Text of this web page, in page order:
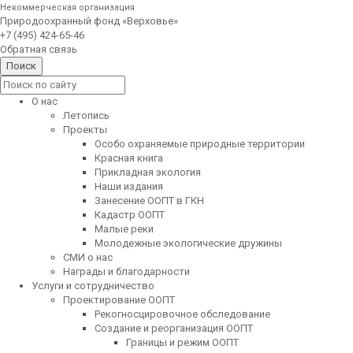
Некоммерческая организация
Природоохранный фонд «Верховье»
+7 (495) 424-65-46
Обратная связь
О нас
Летопись
Проекты
Особо охраняемые природные территории
Красная книга
Прикладная экология
Наши издания
Занесение ООПТ в ГКН
Кадастр ООПТ
Малые реки
Молодежные экологические дружины
СМИ о нас
Награды и благодарности
Услуги и сотрудничество
Проектирование ООПТ
Рекогносцировочное обследование
Создание и реорганизация ООПТ
Границы и режим ООПТ